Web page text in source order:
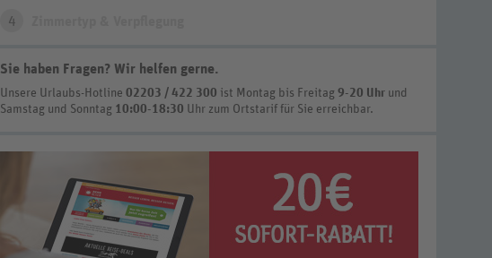
4
Sie haben Fragen? Wir helfen gerne.
Unsere Urlaubs-Hotline 02203 / 422 300 ist Montag bis Freitag 9-20 Uhr und
Samstag und Sonntag 10:00-18:30 Uhr zum Ortstarif für Sie erreichbar.